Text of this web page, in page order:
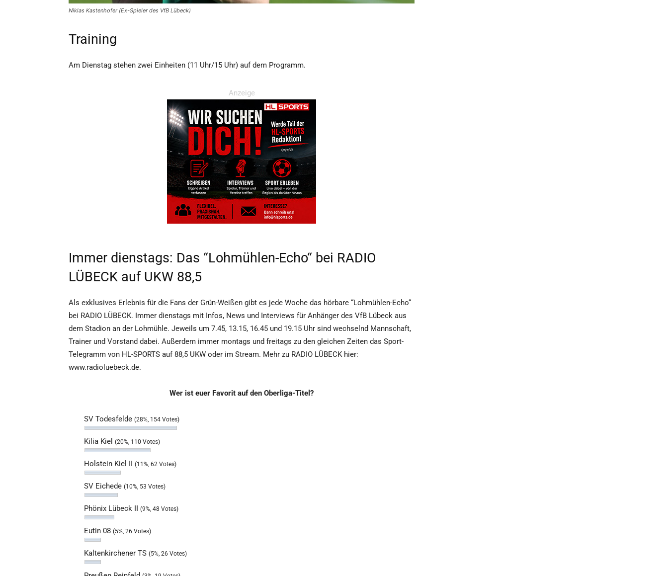
Niklas Kastenhofer (Ex-Spieler des VfB Lübeck)
Training
Am Dienstag stehen zwei Einheiten (11 Uhr/15 Uhr) auf dem Programm.
Anzeige
Immer dienstags: Das “Lohmühlen-Echo“ bei RADIO
LÜBECK auf UKW 88,5
Als exklusives Erlebnis für die Fans der Grün-Weißen gibt es jede Woche das hörbare “Lohmühlen-Echo“
bei RADIO LÜBECK. Immer dienstags mit Infos, News und Interviews für Anhänger des VfB Lübeck aus
dem Stadion an der Lohmühle. Jeweils um 7.45, 13.15, 16.45 und 19.15 Uhr sind wechselnd Mannschaft,
Trainer und Vorstand dabei. Außerdem immer montags und freitags zu den gleichen Zeiten das Sport-
Telegramm von HL-SPORTS auf 88,5 UKW oder im Stream. Mehr zu RADIO LÜBECK hier:
www.radioluebeck.de.
Wer ist euer Favorit auf den Oberliga-Titel?
SV Todesfelde (28%, 154 Votes)
Kilia Kiel (20%, 110 Votes)
Holstein Kiel II (11%, 62 Votes)
SV Eichede (10%, 53 Votes)
Phönix Lübeck II (9%, 48 Votes)
Eutin 08 (5%, 26 Votes)
Kaltenkirchener TS (5%, 26 Votes)